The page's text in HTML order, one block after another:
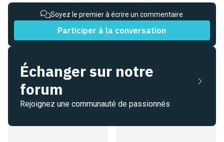
Soyez le premier à écrire un commentaire
Participer à la conversation
Échanger sur notre
forum
Rejoignez une communauté de passionnés